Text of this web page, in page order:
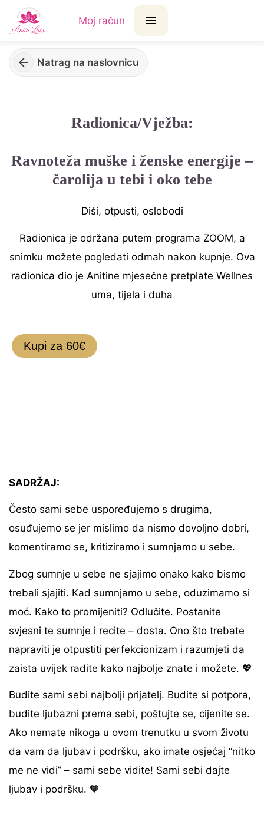
Moj račun
Natrag na naslovnicu
Radionica/Vježba:
Ravnoteža muške i ženske energije –
čarolija u tebi i oko tebe
Diši, otpusti, oslobodi
Radionica je održana putem programa ZOOM, a
snimku možete pogledati odmah nakon kupnje. Ova
radionica dio je Anitine mjesečne pretplate Wellnes
uma, tijela i duha
Kupi za 60€
SADRŽAJ:
Često sami sebe uspoređujemo s drugima,
osuđujemo se jer mislimo da nismo dovoljno dobri,
komentiramo se, kritiziramo i sumnjamo u sebe.
Zbog sumnje u sebe ne sjajimo onako kako bismo
trebali sjajiti. Kad sumnjamo u sebe, oduzimamo si
moć. Kako to promijeniti? Odlučite. Postanite
svjesni te sumnje i recite – dosta. Ono što trebate
napraviti je otpustiti perfekcionizam i razumjeti da
zaista uvijek radite kako najbolje znate i možete. 💖
Budite sami sebi najbolji prijatelj. Budite si potpora,
budite ljubazni prema sebi, poštujte se, cijenite se.
Ako nemate nikoga u ovom trenutku u svom životu
da vam da ljubav i podršku, ako imate osjećaj “nitko
me ne vidi” – sami sebe vidite! Sami sebi dajte
ljubav i podršku. 🧡